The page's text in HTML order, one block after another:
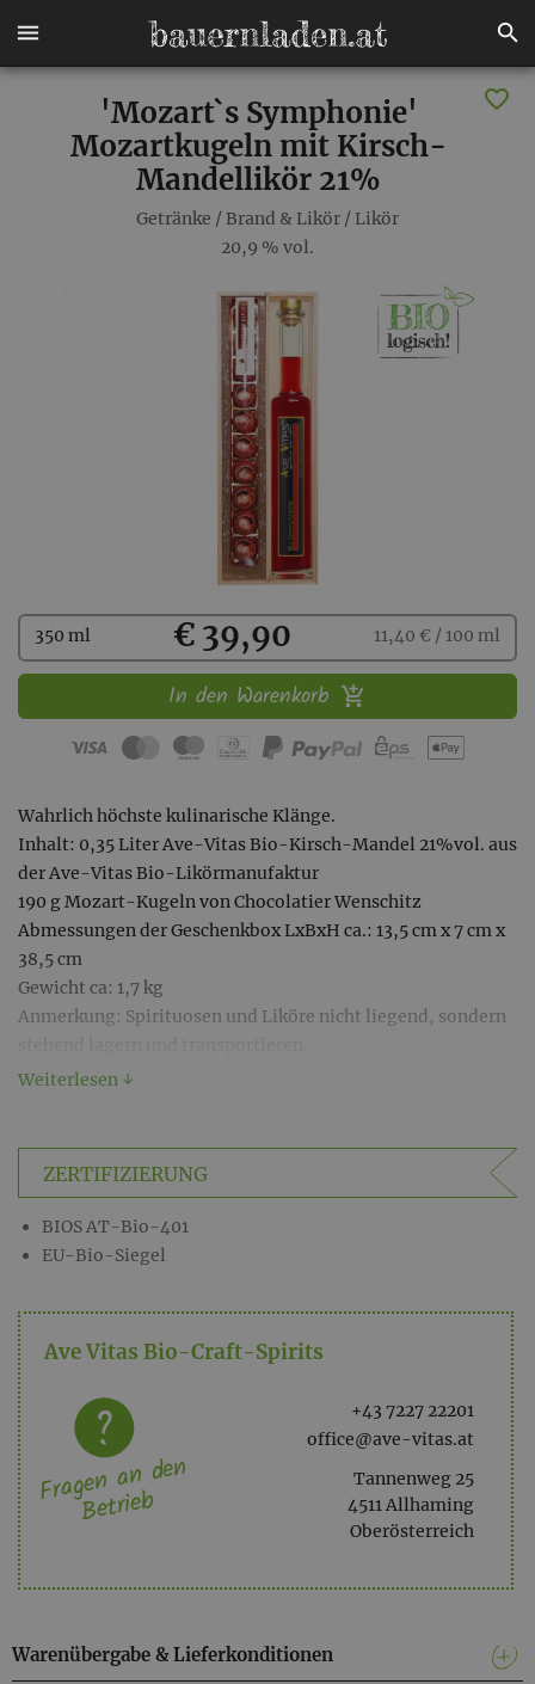
'Mozart`s Symphonie'
Mozartkugeln mit Kirsch-
Mandellikör 21%
Getränke / Brand & Likör / Likör
20,9 % vol.
Kaufen
350 ml € 39,90 11,40 € / 100 ml
In den Warenkorb
Wahrlich höchste kulinarische Klänge.
Inhalt: 0,35 Liter Ave-Vitas Bio-Kirsch-Mandel 21%vol. aus
der Ave-Vitas Bio-Likörmanufaktur
190 g Mozart-Kugeln von Chocolatier Wenschitz
Abmessungen der Geschenkbox LxBxH ca.: 13,5 cm x 7 cm x
38,5 cm
Gewicht ca: 1,7 kg
Anmerkung: Spirituosen und Liköre nicht liegend, sondern
Weiterlesen ↓
ZERTIFIZIERUNG
BIOS AT-Bio-401
EU-Bio-Siegel
Ave Vitas Bio-Craft-Spirits
+43 7227 22201
office@ave-vitas.at
Tannenweg 25
4511 Allhaming
Oberösterreich
Fragen an den
Betrieb
Warenübergabe & Lieferkonditionen